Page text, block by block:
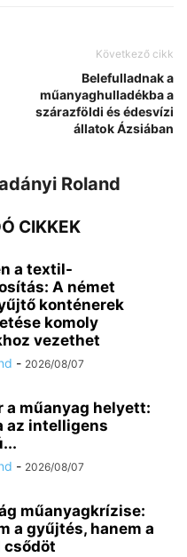
Következő cikk
Belefulladnak a
műanyaghulladékba a
szárazföldi és édesvízi
állatok Ázsiában
Roland
CIKKEK
a textil-
A német
konténerek
komoly
vezethet
- 2026/08/07
a műanyag helyett:
az intelligens
- 2026/08/07
műanyagkrízise:
a gyűjtés, hanem a
csődöt